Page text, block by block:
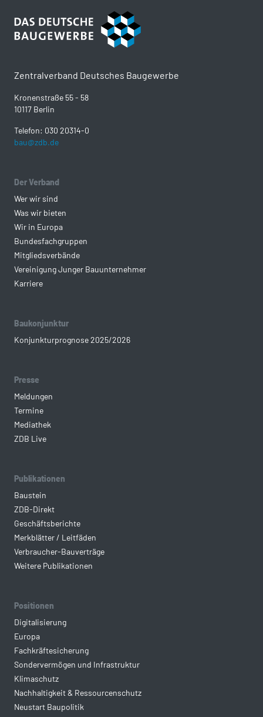
Zentralverband Deutsches Baugewerbe
Kronenstraße 55 - 58
10117 Berlin
Telefon: 030 20314-0
bau@zdb.de
Der Verband
Wer wir sind
Was wir bieten
Wir in Europa
Bundesfachgruppen
Mitgliedsverbände
Vereinigung Junger Bauunternehmer
Karriere
Baukonjunktur
Konjunkturprognose 2025/2026
Presse
Meldungen
Termine
Mediathek
ZDB Live
Publikationen
Baustein
ZDB-Direkt
Geschäftsberichte
Merkblätter / Leitfäden
Verbraucher-Bauverträge
Weitere Publikationen
Positionen
Digitalisierung
Europa
Fachkräftesicherung
Sondervermögen und Infrastruktur
Klimaschutz
Nachhaltigkeit & Ressourcenschutz
Neustart Baupolitik